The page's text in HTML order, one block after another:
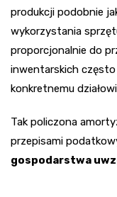
produkcji podobnie
wykorzystania
proporcjonalnie do
inwentarskich często
konkretnemu
Tak policzona
przepisami
gospodarstwa